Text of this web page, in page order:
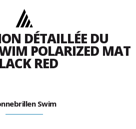
DÉTAILLÉE DU
POLARIZED MAT
RED
Swim